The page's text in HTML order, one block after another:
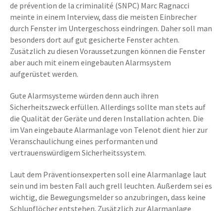
de prévention de la criminalité (SNPC) Marc Ragnacci
meinte in einem Interview, dass die meisten Einbrecher
durch Fenster im Untergeschoss eindringen. Daher soll man
besonders dort auf gut gesicherte Fenster achten.
Zusätzlich zu diesen Voraussetzungen können die Fenster
aber auch mit einem eingebauten Alarmsystem
aufgerüstet werden.
Gute Alarmsysteme würden denn auch ihren
Sicherheitszweck erfüllen. Allerdings sollte man stets auf
die Qualität der Geräte und deren Installation achten. Die
im Van eingebaute Alarmanlage von Telenot dient hier zur
Veranschaulichung eines performanten und
vertrauenswürdigem Sicherheitssystem.
Laut dem Präventionsexperten soll eine Alarmanlage laut
sein und im besten Fall auch grell leuchten. Außerdem sei es
wichtig, die Bewegungsmelder so anzubringen, dass keine
Schlupflöcher entstehen. Zusätzlich zur Alarmanlage